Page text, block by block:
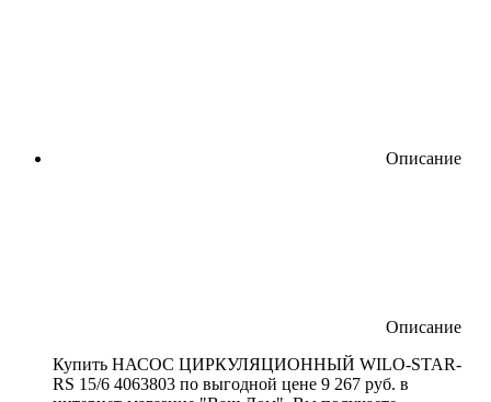
Описание
Описание
Купить НАСОС ЦИРКУЛЯЦИОННЫЙ WILO-STAR-
RS 15/6 4063803 по выгодной цене 9 267 руб. в